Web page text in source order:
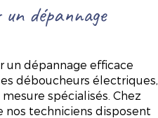
dépannage
un dépannage efficace
déboucheurs électriques,
spécialisés. Chez
nos techniciens disposent